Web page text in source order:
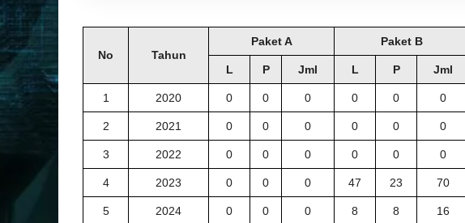
No Tahun
Paket A Paket B
L
P Jml L P Jml
1 2020 0 0 0 0 0 0
2 2021 0 0 0 0 0 0
3 2022 0 0 0 0 0 0
4 2023 0 0 0 47 23 70
5 2024 0 0 0 8 8 16